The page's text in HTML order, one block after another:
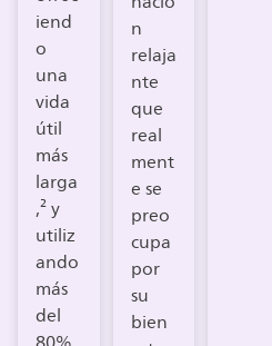
iend
o
una
vida
útil
más
larga
,² y
utiliz
ando
más
del
n
relaja
nte
que
real
ment
e se
preo
cupa
por
su
bien